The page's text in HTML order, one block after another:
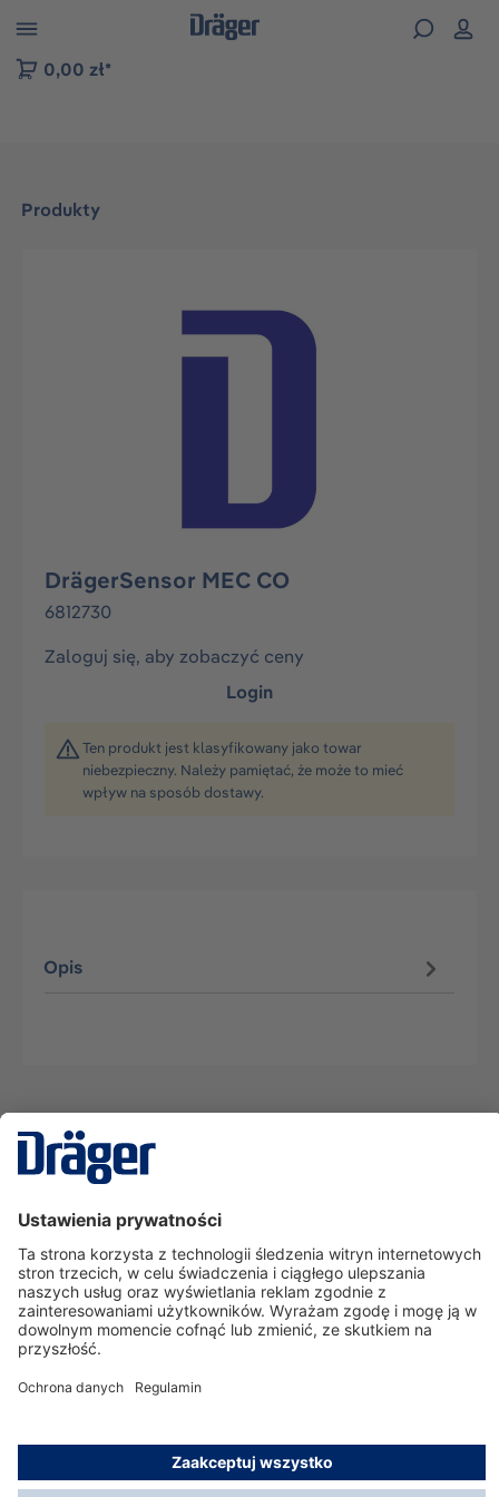
do nawigacji na platformie B2B
0,00 zł*
Produkty
Pomiń galerię zdjęć
DrägerSensor MEC CO
6812730
Zaloguj się, aby zobaczyć ceny
Login
Ten produkt jest klasyfikowany jako towar
niebezpieczny. Należy pamiętać, że może to mieć
wpływ na sposób dostawy.
Opis
Serwisowa linia hotline
O nas
Korzystanie ze sklepu
© Dräger Polska Sp. z o.o., 2025